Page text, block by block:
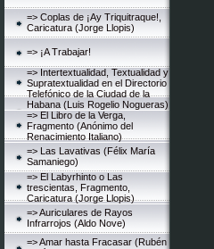
=> Coplas de ¡Ay Triquitraque!,
Caricatura (Jorge Llopis)
=> ¡A Trabajar!
=> Intertextualidad, Textualidad y
Supratextualidad en el Directorio
Telefónico de la Ciudad de la
Habana (Luis Rogelio Nogueras)
=> El Libro de la Verga,
Fragmento (Anónimo del
Renacimiento Italiano)
=> Las Lavativas (Félix María
Samaniego)
=> El Labyrhinto o Las
trescientas, Fragmento,
Caricatura (Jorge Llopis)
=> Auriculares de Rayos
Infrarrojos (Aldo Nove)
=> Amar hasta Fracasar (Rubén